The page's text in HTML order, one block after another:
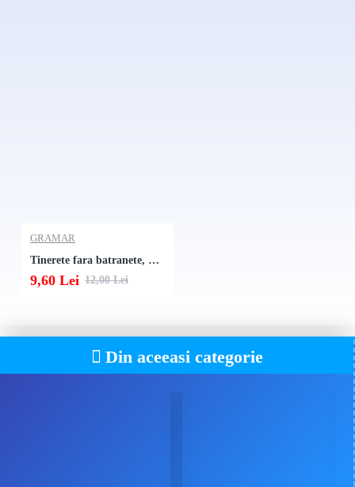
GRAMAR
Tinerete fara batranete, Praslea cel voinic
9,60 Lei 12,00 Lei
Din aceeasi categorie